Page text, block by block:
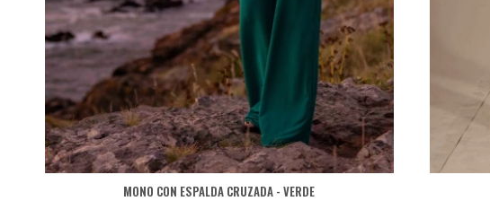
MONO CON ESPALDA CRUZADA - VERDE